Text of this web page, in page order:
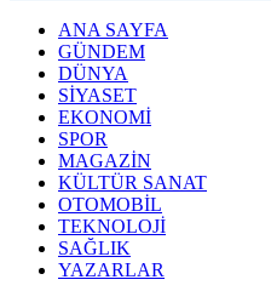
ANA SAYFA
GÜNDEM
DÜNYA
SİYASET
EKONOMİ
SPOR
MAGAZİN
KÜLTÜR SANAT
OTOMOBİL
TEKNOLOJİ
SAĞLIK
YAZARLAR